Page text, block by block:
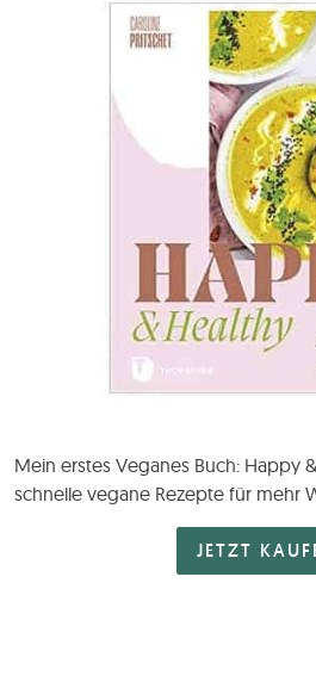
Mein erstes Veganes Buch: Happy
schnelle vegane Rezepte für mehr
JETZT